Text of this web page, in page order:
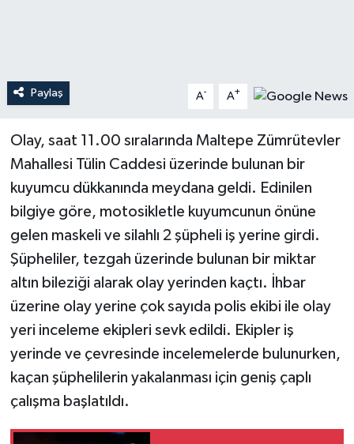
Paylaş A- A+
Olay, saat 11.00 sıralarında Maltepe Zümrütevler
Mahallesi Tülin Caddesi üzerinde bulunan bir
kuyumcu dükkanında meydana geldi. Edinilen
bilgiye göre, motosikletle kuyumcunun önüne
gelen maskeli ve silahlı 2 şüpheli iş yerine girdi.
Şüpheliler, tezgah üzerinde bulunan bir miktar
altın bileziği alarak olay yerinden kaçtı. İhbar
üzerine olay yerine çok sayıda polis ekibi ile olay
yeri inceleme ekipleri sevk edildi. Ekipler iş
yerinde ve çevresinde incelemelerde bulunurken,
kaçan şüphelilerin yakalanması için geniş çaplı
çalışma başlatıldı.
Yaşam